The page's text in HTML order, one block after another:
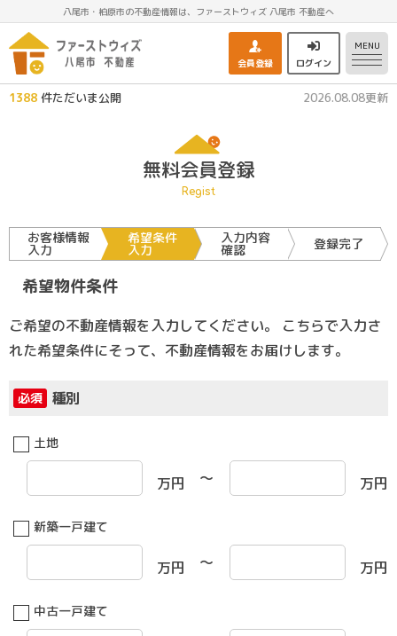
八尾市・柏原市の不動産情報は、ファーストウィズ 八尾市 不動産へ
会員登録 ログイン
MENU
1388 件ただいま公開 2026.08.08更新
無料会員登録
Regist
お客様情報
入力
希望条件
入力
入力内容
確認 登録完了
希望物件条件
ご希望の不動産情報を入力してください。 こちらで入力さ
れた希望条件にそって、不動産情報をお届けします。
必須 種別
土地
万円 ～ 万円
新築一戸建て
万円 ～ 万円
中古一戸建て